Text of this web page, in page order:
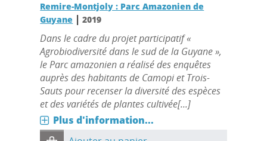
Remire-Montjoly : Parc Amazonien de
Guyane |2019
Dans le cadre du projet participatif «
Agrobiodiversité dans le sud de la Guyane »,
le Parc amazonien a réalisé des enquêtes
auprès des habitants de Camopi et Trois-
Sauts pour recenser la diversité des espèces
et des variétés de plantes cultivée[...]
Plus d'information...